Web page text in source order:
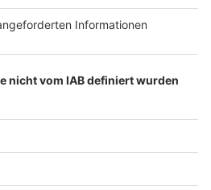
ihn ein Bußgeld von 300 bis